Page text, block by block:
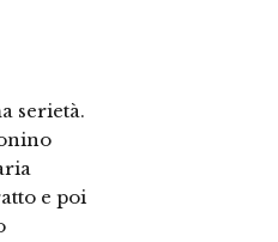
serietà.
e poi